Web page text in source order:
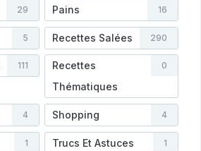
29 Pains 16
5 Recettes Salées 290
111
Recettes
Thématiques
0
4 Shopping 4
1 Trucs Et Astuces 1